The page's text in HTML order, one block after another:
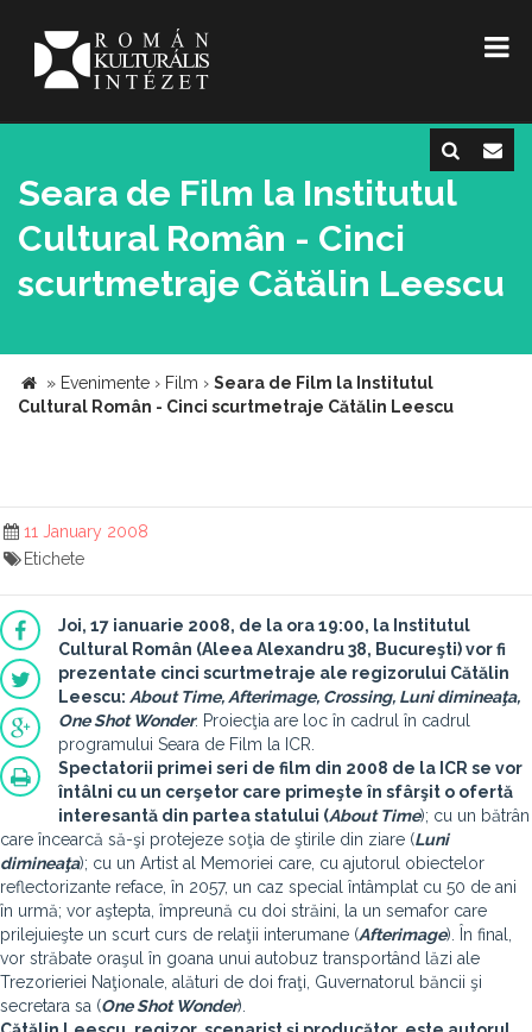
Seara de Film la Institutul
Cultural Român - Cinci
scurtmetraje Cătălin Leescu
» Evenimente › Film › Seara de Film la Institutul
Cultural Român - Cinci scurtmetraje Cătălin Leescu
11 January 2008
Etichete
Joi, 17 ianuarie 2008, de la ora 19:00, la Institutul
Cultural Român (Aleea Alexandru 38, Bucureşti) vor fi
prezentate cinci scurtmetraje ale regizorului Cătălin
Leescu: About Time, Afterimage, Crossing, Luni dimineaţa,
One Shot Wonder. Proiecţia are loc în cadrul în cadrul
programului Seara de Film la ICR.
Spectatorii primei seri de film din 2008 de la ICR se vor
întâlni cu un cerşetor care primeşte în sfârşit o ofertă
interesantă din partea statului (About Time); cu un bătrân
care încearcă să-şi protejeze soţia de ştirile din ziare (Luni
dimineaţa); cu un Artist al Memoriei care, cu ajutorul obiectelor
reflectorizante reface, în 2057, un caz special întâmplat cu 50 de ani
în urmă; vor aştepta, împreună cu doi străini, la un semafor care
prilejuieşte un scurt curs de relaţii interumane (Afterimage). În final,
vor străbate oraşul în goana unui autobuz transportând lăzi ale
Trezorieriei Naţionale, alături de doi fraţi, Guvernatorul băncii şi
secretara sa (One Shot Wonder).